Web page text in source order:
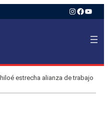
Instagram
estrecha alianza de trabajo